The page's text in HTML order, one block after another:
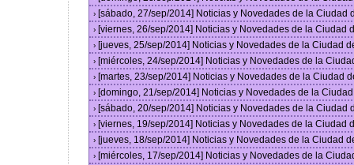
› [sábado, 27/sep/2014] Noticias y Novedades de la Ciudad
› [viernes, 26/sep/2014] Noticias y Novedades de la Ciudad
› [jueves, 25/sep/2014] Noticias y Novedades de la Ciudad
› [miércoles, 24/sep/2014] Noticias y Novedades de la
› [martes, 23/sep/2014] Noticias y Novedades de la Ciudad
› [domingo, 21/sep/2014] Noticias y Novedades de la
› [sábado, 20/sep/2014] Noticias y Novedades de la Ciudad
› [viernes, 19/sep/2014] Noticias y Novedades de la Ciudad
› [jueves, 18/sep/2014] Noticias y Novedades de la Ciudad
› [miércoles, 17/sep/2014] Noticias y Novedades de la